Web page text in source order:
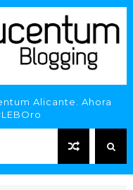
Alicante. Ahora